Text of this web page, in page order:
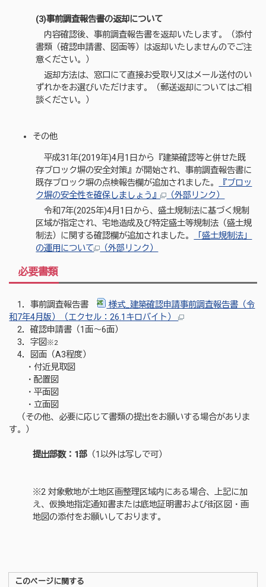
(3)事前調査報告書の返却について
内容確認後、事前調査報告書を返却いたします。（添付
書類（確認申請書、図面等）は返却いたしませんのでご注
意ください。）
返却方法は、窓口にて直接お受取り又はメール送付のい
ずれかをお選びいただけます。（郵送返却についてはご相
談ください。）
その他
平成31年(2019年)4月1日から『建築確認等と併せた既
存ブロック塀の安全対策』が開始され、事前調査報告書に
既存ブロック塀の点検報告欄が追加されました。
『ブロッ
ク塀の安全性を確保しましょう』
（外部リンク）
令和7年(2025年)4月1日から、盛土規制法に基づく規制
区域が指定され、宅地造成及び特定盛土等規制法（盛土規
制法）に関する確認欄が追加されました。
「盛土規制法」
の運用について
（外部リンク）
必要書類
1．事前調査報告書
様式_建築確認申請事前調査報告書（令
和7年4月版）（エクセル：26.1キロバイト）
2．確認申請書（1面～6面）
3．字図 ※2
4．図面（A3程度）
・付近見取図
・配置図
・平面図
・立面図
（その他、必要に応じて書類の提出をお願いする場合がありま
す。）
提出部数：1部 （1以外は写しで可）
※2 対象敷地が土地区画整理区域内にある場合、上記に加
え、仮換地指定通知書または底地証明書および街区図・画
地図の添付をお願いしております。
このページに関する